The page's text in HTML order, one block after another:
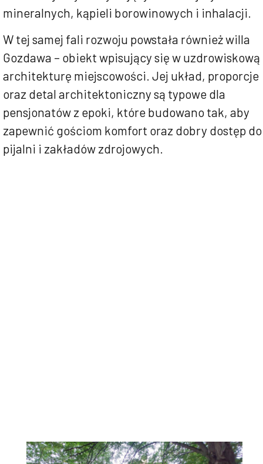
mineralnych, kąpieli borowinowych i inhalacji.
W tej samej fali rozwoju powstała również willa
Gozdawa – obiekt wpisujący się w uzdrowiskową
architekturę miejscowości. Jej układ, proporcje
oraz detal architektoniczny są typowe dla
pensjonatów z epoki, które budowano tak, aby
zapewnić gościom komfort oraz dobry dostęp do
pijalni i zakładów zdrojowych.